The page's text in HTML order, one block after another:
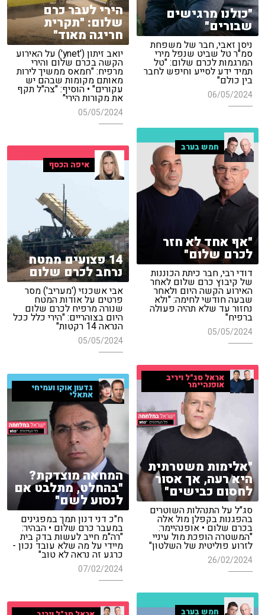
"כולנו מרגישים
שבורים"
ניסן זאבי, חבר של משפחת
סמ"ר טל שביט שנפל מירי
המרגמות לכרם שלום: "טל
תמיד ידע לסייע וחיפש לחבר
בין כולם"
06/05/2024
הירי לעבר כרם
שלום: "תקרית
חריגה מאוד"
יואב זיתון ('ynet') על האירוע
הקשה בכרם שלום והירי
מרפיח: "חמאס ממשיך לירות
מאותם מקומות שבהם יש
עקורים" • הוסיף: "צה"ל תקף
את מקורות הירי"
05/05/2024
חמש בערב
"אף אחד לא חזר
לכרם שלום"
דודי רבי, חבר כיתת הכוננות
של קיבוץ כרם שלום לאחר
האירוע הקשה היום ולאחר
שבעה חודשי לחימה: "ולא
נחזור עד שלא תהיה פעולה
ברפיח"
05/05/2024
איפה הכסף
14 פצועים ממטח
נרחב לכרם שלום
אבי אשכנזי ('מעריב') מסר
פרטים על אודות המטח
שנורה מרפיח לכרם שלום
היום בצוהריים: "הירי כלל ככל
הנראה 14 רקטות"
05/05/2024
אראל סג"ל ויריב
אופנהיימר
"אלימות משטרתית
היא רעה, אך אסור
לחסום כבישים"
סג"ל על התנהלות השוטרים
בהפגנות בקפלן מול אלה
בכרם שלום • אופנהיימר:
"המשטרה הופכת מול עיניי
לזרוע פוליטית של השלטון"
26/02/2024
גדעון אוקו ועמיחי
אתאלי
המחאה מוצדקת?
"בהחלט, מתלבט אם
לנסוע לשם"
ח"כ דני דנון תמך במפגינים
במעבר כרם שלום • הבהיר:
"רה"מ חייב לעשות בדק בית
מיידי על מה שלא עובד נכון -
כרגע זה נראה לא טוב"
07/02/2024
חמש בערב